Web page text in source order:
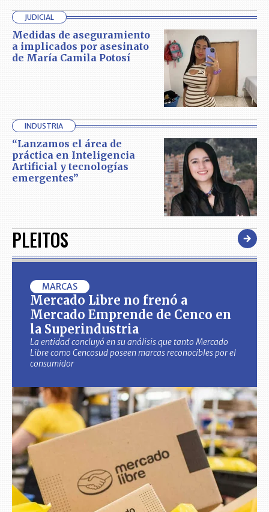
JUDICIAL
Medidas de aseguramiento
a implicados por asesinato
de María Camila Potosí
INDUSTRIA
“Lanzamos el área de
práctica en Inteligencia
Artificial y tecnologías
emergentes”
PLEITOS
MARCAS
Mercado Libre no frenó a
Mercado Emprende de Cenco en
la Superindustria
La entidad concluyó en su análisis que tanto Mercado
Libre como Cencosud poseen marcas reconocibles por el
consumidor